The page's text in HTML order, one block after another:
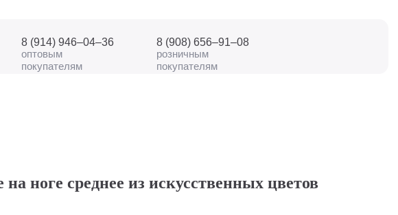
8 (914) 946–04–36
оптовым
покупателям
8 (908) 656–91–08
розничным
покупателям
на ноге среднее из искусственных цветов